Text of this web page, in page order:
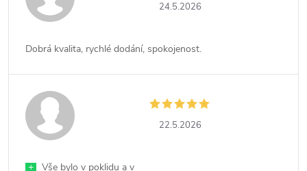
24.5.2026
Dobrá kvalita, rychlé dodání, spokojenost.
22.5.2026
+
Vše bylo v poklidu a v